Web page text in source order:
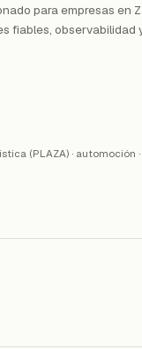
para empresas en
fiables, observabilidad
(PLAZA) · automoción